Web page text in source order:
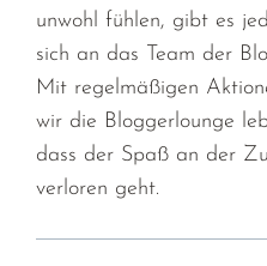
unwohl fühlen, gibt es
sich an das Team der
Mit regelmäßigen
wir die Bloggerlounge
dass der Spaß an der
verloren geht.